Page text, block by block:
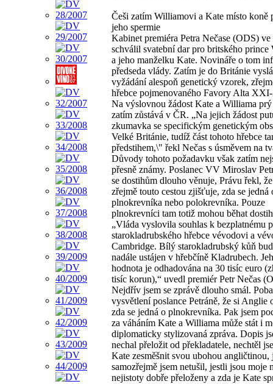
Češi zatím Williamovi a Kate místo koně
jeho spermie
Kabinet premiéra Petra Nečase (ODS) ve
schválil svatební dar pro britského prince
a jeho manželku Kate. Novináře o tom
předseda vlády. Zatím je do Británie
vyžádání alespoň genetický vzorek,
hřebce pojmenovaného Favory Alta
Na výslovnou žádost Kate a Williama
zatím zůstává v ČR. „Na jejich žádost
zkumavka se specifickým genetickým
Velké Británie, tudíž část tohoto hřebce
předstihem,\" řekl Nečas s úsměvem na
Důvody tohoto požadavku však zatím
přesně známy. Poslanec VV Miroslav
se dostihům dlouho věnuje, Právu řekl,
zřejmě touto cestou zjišťuje, zda se jedná
plnokrevníka nebo polokrevníka. Pouze
plnokrevníci tam totiž mohou běhat
„Vláda vyslovila souhlas k bezplatnému
starokladrubského hřebce vévodovi a
Cambridge. Bílý starokladrubský kůň
nadále ustájen v hřebčíně Kladrubech.
hodnota je odhadována na 30 tisíc euro
tisíc korun),“ uvedl premiér Petr Nečas
Nejdřív jsem se zprávě dlouho smál.
vysvětlení poslance Petráně, že si Anglie
zda se jedná o plnokrevníka. Pak jsem
za váháním Kate a Williama může stát i
diplomaticky stylizovaná zpráva. Dopis
nechal přeložit od překladatele, nechtěl
Kate zesměšnit svou ubohou angličtinou,
samozřejmě jsem netušil, jestli jsou moje
nejistoty dobře přeloženy a zda je Kate